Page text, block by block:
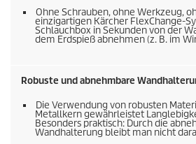
Ohne Schrauben, ohne Werkzeug,
einzigartigen Kärcher FlexChange-
Schlauchbox in Sekunden von der
dem Erdspieß abnehmen (z. B. im
Robuste und abnehmbare
Die Verwendung von robusten
Metallkern gewährleistet
Besonders praktisch: Durch die
Wandhalterung bleibt man nicht